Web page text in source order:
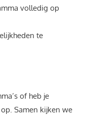
volledig op
te
of heb je
Samen kijken we